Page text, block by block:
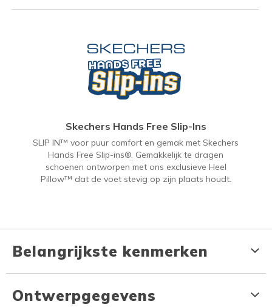
Skechers Hands Free Slip-Ins
SLIP IN™ voor puur comfort en gemak met Skechers
Hands Free Slip-ins®. Gemakkelijk te dragen
schoenen ontworpen met ons exclusieve Heel
Pillow™ dat de voet stevig op zijn plaats houdt.
Belangrijkste kenmerken
Ontwerpgegevens